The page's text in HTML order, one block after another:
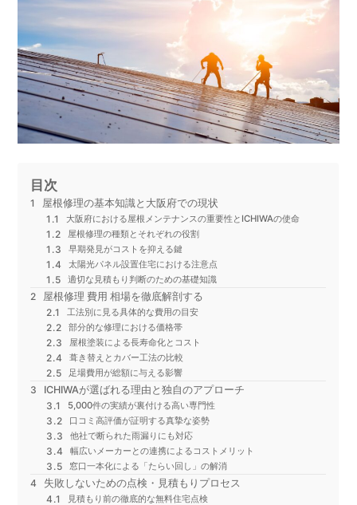
目次
屋根修理の基本知識と大阪府での現状
大阪府における屋根メンテナンスの重要性とICHIWAの使命
屋根修理の種類とそれぞれの役割
早期発見がコストを抑える鍵
太陽光パネル設置住宅における注意点
適切な見積もり判断のための基礎知識
屋根修理 費用 相場を徹底解剖する
工法別に見る具体的な費用の目安
部分的な修理における価格帯
屋根塗装による長寿命化とコスト
葺き替えとカバー工法の比較
足場費用が総額に与える影響
ICHIWAが選ばれる理由と独自のアプローチ
5,000件の実績が裏付ける高い専門性
口コミ高評価が証明する真摯な姿勢
他社で断られた雨漏りにも対応
幅広いメーカーとの連携によるコストメリット
窓口一本化による「たらい回し」の解消
失敗しないための点検・見積もりプロセス
見積もり前の徹底的な無料住宅点検